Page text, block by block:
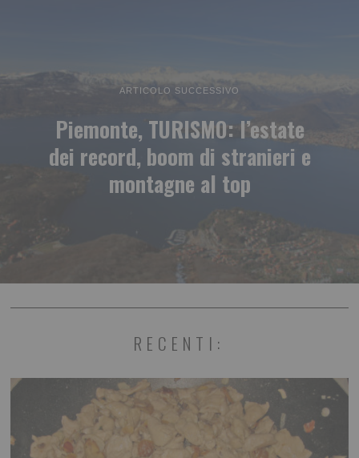
ARTICOLO SUCCESSIVO
Piemonte, TURISMO: l’estate
dei record, boom di stranieri e
montagne al top
RECENTI: